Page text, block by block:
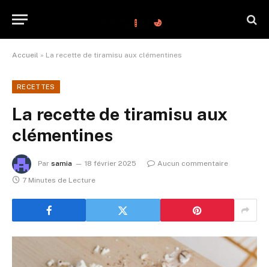
Accueil » La recette de tiramisu aux clémentines
RECETTES
La recette de tiramisu aux
clémentines
Par samia 18 février 2025
Aucun commentaire
7 Minutes de Lecture